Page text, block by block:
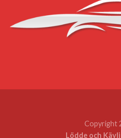
Copyright
Lödde och